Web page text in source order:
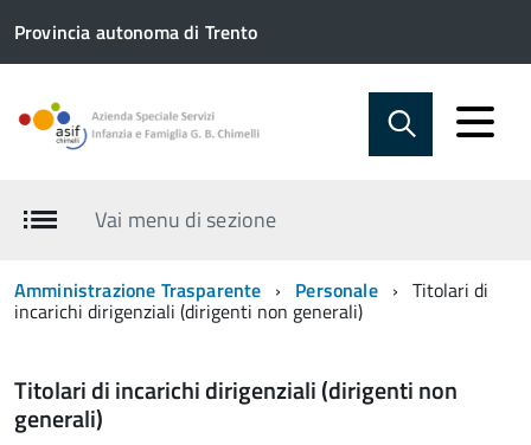
Provincia autonoma di Trento
Vai menu di sezione
Amministrazione Trasparente Personale Titolari di
incarichi dirigenziali (dirigenti non generali)
Titolari di incarichi dirigenziali (dirigenti non
generali)